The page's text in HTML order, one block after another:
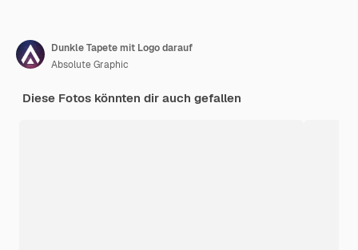
Dunkle Tapete mit Logo darauf
Absolute Graphic
Diese Fotos könnten dir auch gefallen